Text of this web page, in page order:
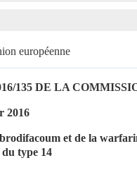
européenne
135 DE LA
2016
et de la
type 14